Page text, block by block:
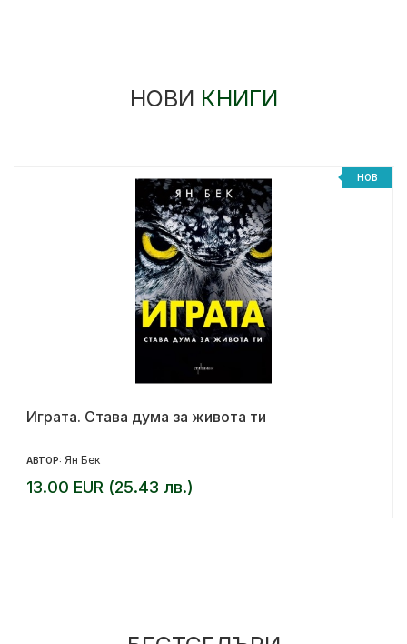
НОВИ КНИГИ
НОВ
Играта. Става дума за живота ти
АВТОР: Ян Бек
13.00 EUR (25.43 лв.)